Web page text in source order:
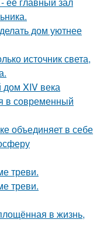
дом уютнее
источник света,
XIV века
в современный
объединяет в себе
треви.
треви.
в жизнь,